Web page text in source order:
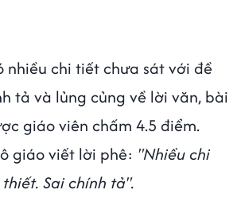
nhiều chi tiết chưa sát với đề
tả và lủng củng về lời văn, bài
giáo viên chấm 4.5 điểm.
giáo viết lời phê: "Nhiều chi
Sai chính tả".